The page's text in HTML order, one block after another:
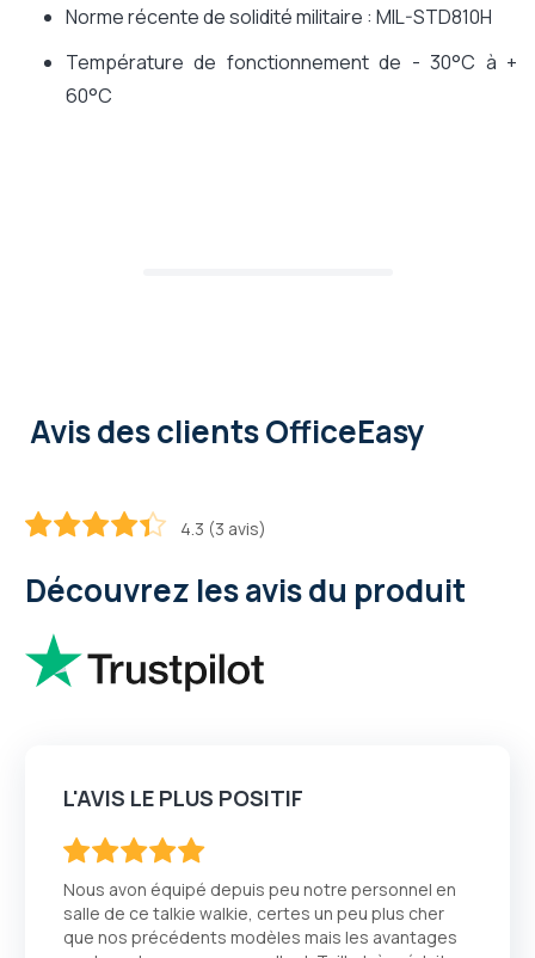
Norme récente de solidité militaire : MIL-STD810H
Température de fonctionnement de - 30°C à +
60°C
Avis des clients OfficeEasy
4.3 (3 avis)
Découvrez les avis du produit
L'AVIS LE PLUS POSITIF
Nous avon équipé depuis peu notre personnel en
salle de ce talkie walkie, certes un peu plus cher
que nos précédents modèles mais les avantages